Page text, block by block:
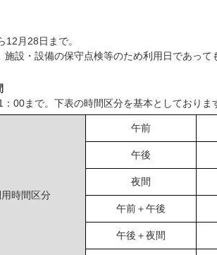
12月28日まで。
設・設備の保守点検等のため利用日であって
00まで。下表の時間区分を基本としておりま
時間区分
午前
午後
夜間
午前＋午後
午後＋夜間